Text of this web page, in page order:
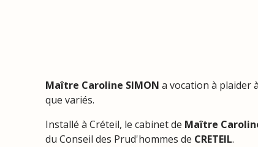
Maître Caroline SIMON a vocation à plaider à
que variés.
Installé à Créteil, le cabinet de Maître
du Conseil des Prud'hommes de CRETEIL.